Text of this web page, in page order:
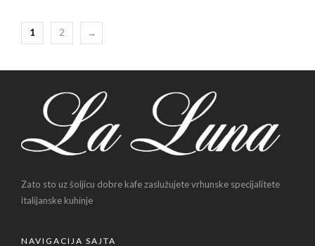
1 2 →
Zato sto uz šoljicu dobre kafe zaslužujete vrhunske specijalitete
italijanske kuhinje
NAVIGACIJA SAJTA